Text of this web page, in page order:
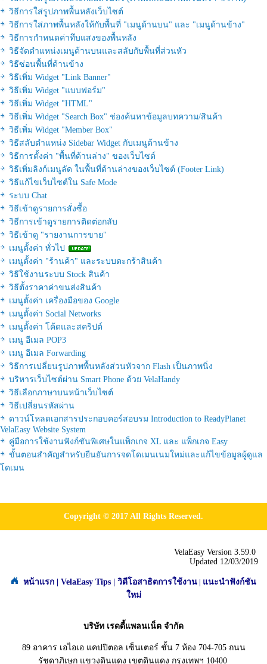
วิธีการใส่รูปภาพพื้นหลังเว็บไซต์
วิธีการใส่ภาพพื้นหลังให้กับพื้นที่ "เมนูด้านบน" และ "เมนูด้านข้าง"
วิธีการกำหนดค่าทึบแสงของพื้นหลัง
วิธีจัดตำแหน่งเมนูด้านบนและสลับกับพื้นที่ส่วนหัว
วิธีซ่อนพื้นที่ด้านข้าง
วิธีเพิ่ม Widget "Link Banner"
วิธีเพิ่ม Widget "แบบฟอร์ม"
วิธีเพิ่ม Widget "HTML"
วิธีเพิ่ม Widget "Search Box" ช่องค้นหาข้อมูลบทความ/สินค้า
วิธีเพิ่ม Widget "Member Box"
วิธีสลับตำแหน่ง Sidebar Widget กับเมนูด้านข้าง
วิธีการตั้งค่า "พื้นที่ด้านล่าง" ของเว็บไซต์
วิธีเพิ่มลิงก์เมนูลัด ในพื้นที่ด้านล่างของเว็บไซต์ (Footer Link)
วิธีแก้ไขเว็บไซต์ใน Safe Mode
ระบบ Chat
วิธีเข้าดูรายการสั่งซื้อ
วิธีการเข้าดูรายการติดต่อกลับ
วิธีเข้าดู "รายงานการขาย"
เมนูตั้งค่า ทั่วไป
เมนูตั้งค่า "ร้านค้า" และระบบตะกร้าสินค้า
วิธีใช้งานระบบ Stock สินค้า
วิธีตั้งราคาค่าขนส่งสินค้า
เมนูตั้งค่า เครื่องมือของ Google
เมนูตั้งค่า Social Networks
เมนูตั้งค่า โค้ดและสคริปต์
เมนู อีเมล POP3
เมนู อีเมล Forwarding
วิธีการเปลี่ยนรูปภาพพื้นหลังส่วนหัวจาก Flash เป็นภาพนิ่ง
บริหารเว็บไซต์ผ่าน Smart Phone ด้วย VelaHandy
วิธีเลือกภาษาบนหน้าเว็บไซต์
วิธีเปลี่ยนรหัสผ่าน
ดาวน์โหลดเอกสารประกอบคอร์สอบรม Introduction to ReadyPlanet
VelaEasy Website System
คู่มือการใช้งานฟังก์ชันพิเศษในแพ็กเกจ XL และ แพ็กเกจ Easy
ขั้นตอนสำคัญสำหรับยืนยันการจดโดเมนเนมใหม่และแก้ไขข้อมูลผู้ดูแล
โดเมน
Copyright © 2017 All Rights Reserved.
VelaEasy Version 3.59.0
Updated 12/03/2019
หน้าแรก VelaEasy Tips วิดีโอสาธิตการใช้งาน | แนะนำฟังก์ชัน
ใหม่
บริษัท เรดดี้แพลนเน็ต จำกัด
89 อาคาร เอไอเอ แคปปิตอล เซ็นเตอร์ ชั้น 7 ห้อง 704-705 ถนน
รัชดาภิเษก แขวงดินแดง เขตดินแดง กรุงเทพฯ 10400